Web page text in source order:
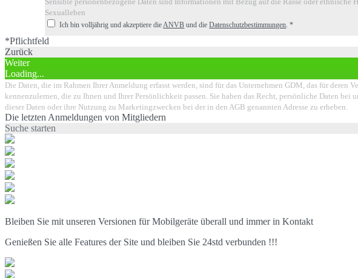
Sexualleben
Ich bin volljährig und akzeptiere die ANVB und dieDatenschutzbestimmungen .*
*Pflichtfeld
Zurück
Weiter
Loading...
Die Daten, die im Rahmen Ihrer Anmeldung erfasst werden, sind für das Unternehmen GDM, das für
kennenzulernen, die zu Ihnen und Ihrer Persönlichkeit passen. Sie haben das Recht, persönliche Daten
dieser Daten oder ihre Nutzung zu Marketingzwecken bei der in den AGB genannten Adresse zu erheben.
Die letzten Anmeldungen von Mitgliedern
Suche starten
Bleiben Sie mit unseren Versionen für Mobilgeräte überall und immer in Kontakt
Genießen Sie alle Features der Site und bleiben Sie 24std verbunden !!!